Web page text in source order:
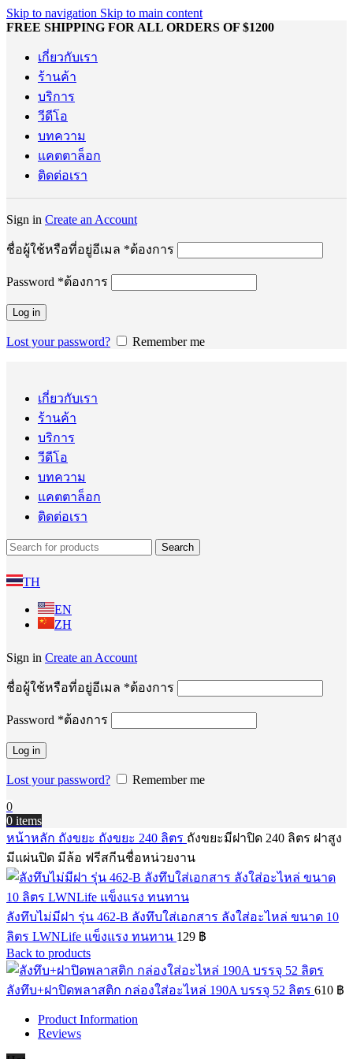
Skip to navigation Skip to main content
FREE SHIPPING FOR ALL ORDERS OF $1200
เกี่ยวกับเรา
ร้านค้า
บริการ
วีดีโอ
บทความ
แคตตาล็อก
ติดต่อเรา
Sign in Create an Account
ชื่อผู้ใช้หรือที่อยู่อีเมล *ต้องการ
Password *ต้องการ
Log in
Lost your password? Remember me
เกี่ยวกับเรา
ร้านค้า
บริการ
วีดีโอ
บทความ
แคตตาล็อก
ติดต่อเรา
Search
TH
EN
ZH
Sign in Create an Account
ชื่อผู้ใช้หรือที่อยู่อีเมล *ต้องการ
Password *ต้องการ
Log in
Lost your password?
Remember me
0
0 items
หน้าหลัก ถังขยะ ถังขยะ 240 ลิตร ถังขยะมีฝาปิด 240 ลิตร ฝาสูง
มีแผ่นปิด มีล้อ ฟรีสกีนชื่อหน่วยงาน
ลังทึบไม่มีฝา รุ่น 462-B ลังทึบใส่เอกสาร ลังใส่อะไหล่ ขนาด 10
ลิตร LWNLife แข็งแรง ทนทาน 129 ฿
Back to products
ลังทึบ+ฝาปิดพลาสติก กล่องใส่อะไหล่ 190A บรรจุ 52 ลิตร 610 ฿
Product Information
Reviews